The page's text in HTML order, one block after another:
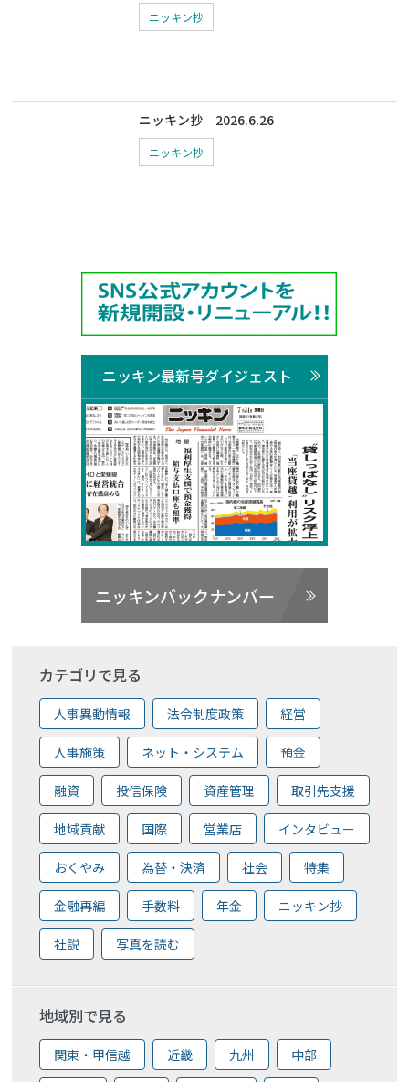
ニッキン抄
ニッキン抄 2026.6.26
ニッキン抄
ニッキン最新号ダイジェスト
ニッキンバックナンバー
カテゴリで見る
人事異動情報 法令制度政策 経営
人事施策 ネット・システム 預金
融資 投信保険 資産管理 取引先支援
地域貢献 国際 営業店 インタビュー
おくやみ 為替・決済 社会 特集
金融再編 手数料 年金 ニッキン抄
社説 写真を読む
地域別で見る
関東・甲信越 近畿 九州 中部